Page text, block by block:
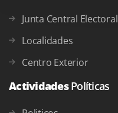
Junta Central Electoral
Localidades
Centro Exterior
ActividadesPolíticas